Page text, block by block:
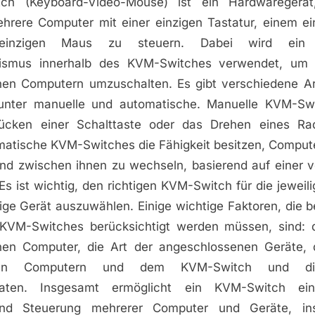
Computer mit einer einzigen Tastatur, einem
Maus zu steuern. Dabei wird ein
innerhalb des KVM-Switches verwendet,
Computern umzuschalten. Es gibt verschiedene
manuelle und automatische. Manuelle KVM-
einer Schalttaste oder das Drehen eines
KVM-Switches die Fähigkeit besitzen,
zwischen ihnen zu wechseln, basierend auf einer
ist wichtig, den richtigen KVM-Switch für die
Gerät auszuwählen. Einige wichtige Faktoren, die
Switches berücksichtigt werden müssen, sind:
Computer, die Art der angeschlossenen Geräte,
Computern und dem KVM-Switch und
Insgesamt ermöglicht ein KVM-Switch
Steuerung mehrerer Computer und Geräte,